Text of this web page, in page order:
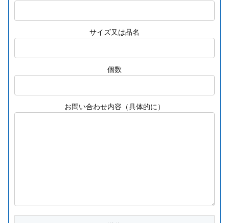
サイズ又は品名
個数
お問い合わせ内容（具体的に）